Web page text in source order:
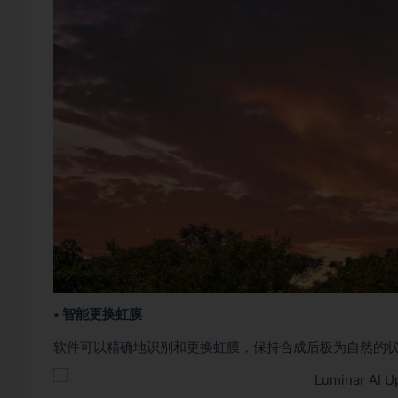
• 智能更换虹膜
软件可以精确地识别和更换虹膜，保持合成后极为自然的